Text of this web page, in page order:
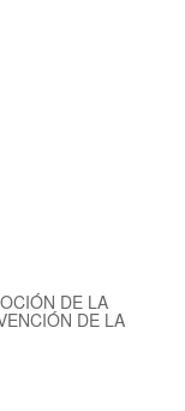
DE LA
DE LA